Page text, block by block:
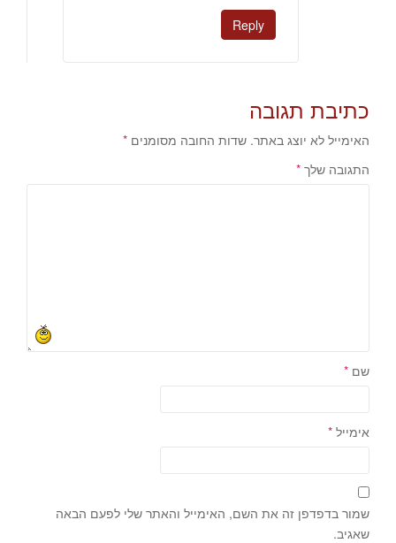
Reply
כתיבת תגובה
האימייל לא יוצג באתר. שדות החובה מסומנים *
התגובה שלך *
שם *
אימייל *
שמור בדפדפן זה את השם, האימייל והאתר שלי לפעם הבאה
שאגיב.